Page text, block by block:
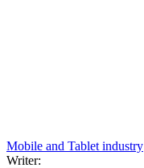
Mobile and Tablet industry
Writer: